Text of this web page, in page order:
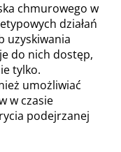
chmurowego w
działań
uzyskiwania
do nich dostęp,
tylko.
umożliwiać
w czasie
podejrzanej